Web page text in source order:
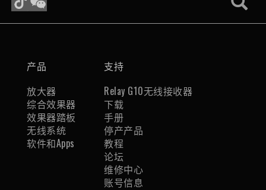
产品
放大器
综合效果器
效果器踏板
无线系统
软件和Apps
支持
Relay G10无线接收器
下载
手册
停产产品
教程
论坛
维修中心
账号信息